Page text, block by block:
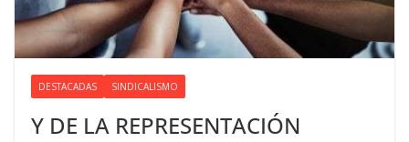
DESTACADAS SINDICALISMO
Y DE LA REPRESENTACIÓN